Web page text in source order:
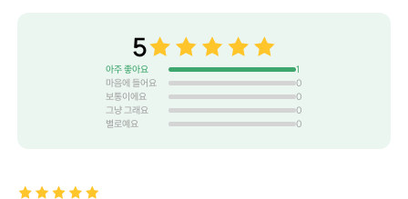
5
아주 좋아요
1
마음에 들어요
0
보통이에요
0
그냥 그래요
0
별로예요
0